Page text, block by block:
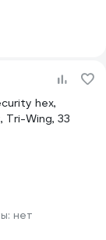
hex,
Tri-Wing, 33
нет